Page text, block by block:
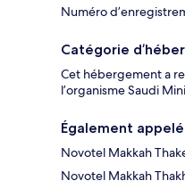
Numéro
Catégorie
Cet hébergement a
l’organisme Saudi
Également appelé
Novotel Makkah
Novotel Makkah